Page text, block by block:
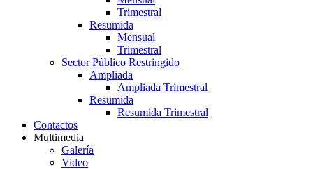
Trimestral
Resumida
Mensual
Trimestral
Sector Público Restringido
Ampliada
Ampliada Trimestral
Resumida
Resumida Trimestral
Contactos
Multimedia
Galería
Video